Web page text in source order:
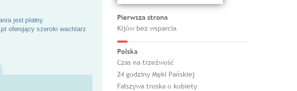
jest płatny.
oferujący szeroki wachlarz
Pierwsza strona
Kijów bez wsparcia
Polska
Czas na trzeźwość
24 godziny Męki Pańskiej
Fałszywa troska o kobiety